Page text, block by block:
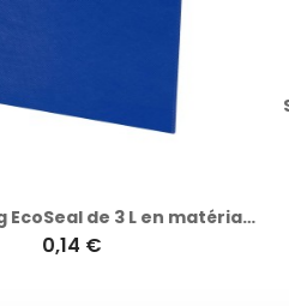
Sac shopping EcoSeal de 3 L en matériaux recyclés certifiés GRS
0,14 €